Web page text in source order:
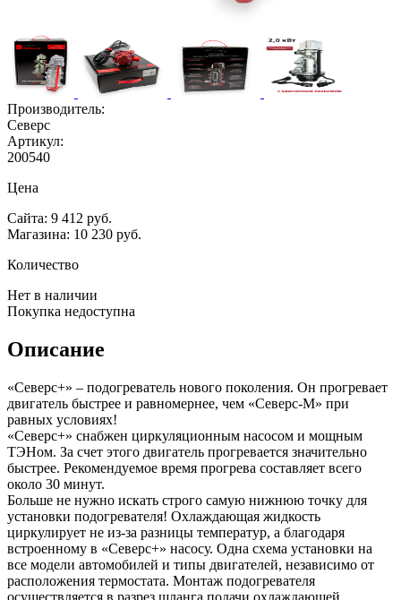
Производитель:
Северс
Артикул:
200540
Цена
Сайта: 9 412 руб.
Магазина: 10 230 руб.
Количество
Нет в наличии
Покупка недоступна
Описание
«Северс+» – подогреватель нового поколения. Он прогревает
двигатель быстрее и равномернее, чем «Северс-М» при
равных условиях!
«Северс+» снабжен циркуляционным насосом и мощным
ТЭНом. За счет этого двигатель прогревается значительно
быстрее. Рекомендуемое время прогрева составляет всего
около 30 минут.
Больше не нужно искать строго самую нижнюю точку для
установки подогревателя! Охлаждающая жидкость
циркулирует не из-за разницы температур, а благодаря
встроенному в «Северс+» насосу. Одна схема установки на
все модели автомобилей и типы двигателей, независимо от
расположения термостата. Монтаж подогревателя
осуществляется в разрез шланга подачи охлаждающей